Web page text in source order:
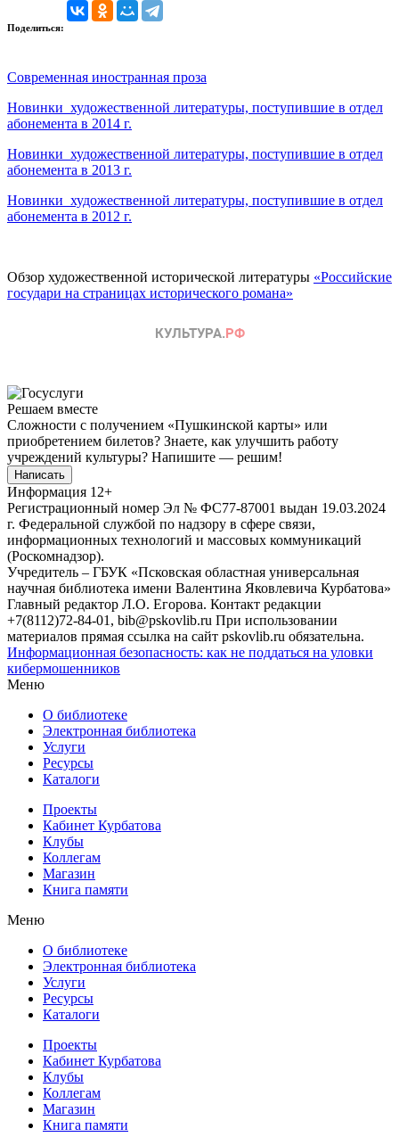
Поделиться:
Современная иностранная проза
Новинки художественной литературы, поступившие в отдел
абонемента в 2014 г.
Новинки художественной литературы, поступившие в отдел
абонемента в 2013 г.
Новинки художественной литературы, поступившие в отдел
абонемента в 2012 г.
Обзор художественной исторической литературы «Российские
государи на страницах исторического романа»
Решаем вместе
Сложности с получением «Пушкинской карты» или
приобретением билетов? Знаете, как улучшить работу
учреждений культуры? Напишите — решим!
Написать
Информация 12+
Регистрационный номер Эл № ФС77-87001 выдан 19.03.2024
г. Федеральной службой по надзору в сфере связи,
информационных технологий и массовых коммуникаций
(Роскомнадзор).
Учредитель – ГБУК «Псковская областная универсальная
научная библиотека имени Валентина Яковлевича Курбатова»
Главный редактор Л.О. Егорова. Контакт редакции
+7(8112)72-84-01, bib@pskovlib.ru При использовании
материалов прямая ссылка на сайт pskovlib.ru обязательна.
Информационная безопасность: как не поддаться на уловки
кибермошенников
Меню
О библиотеке
Электронная библиотека
Услуги
Ресурсы
Каталоги
Проекты
Кабинет Курбатова
Клубы
Коллегам
Магазин
Книга памяти
Меню
О библиотеке
Электронная библиотека
Услуги
Ресурсы
Каталоги
Проекты
Кабинет Курбатова
Клубы
Коллегам
Магазин
Книга памяти